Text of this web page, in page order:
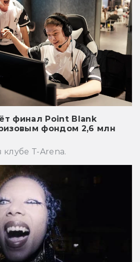
финал Point Blank
фондом 2,6 млн
T-Arena.